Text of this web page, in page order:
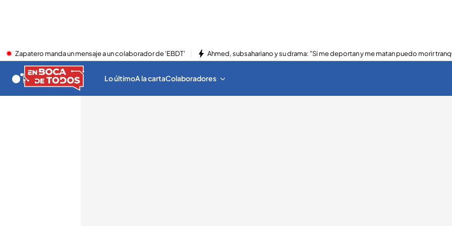
Zapatero manda un mensaje a un colaborador de 'EBDT' Ahmed, subsahariano y su drama: "Si me deportan y me matan puedo morir
Lo últimoA la cartaColaboradores